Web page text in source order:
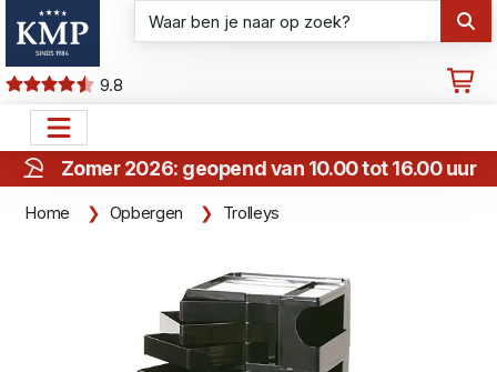
9.8
Zomer 2026: geopend van 10.00 tot 16.00 uur
Home Opbergen Trolleys